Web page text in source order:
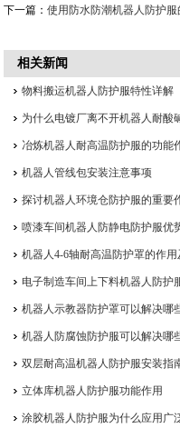
下一篇：使用防水防潮机器人防护服
相关新闻
物料搬运机器人防护服特性详解
为什么电镀厂离不开机器人耐酸
冶炼机器人耐高温防护服的功能
机器人管线包安装注意事项
探讨机器人环境仓防护服的重要
喷漆车间机器人防静电防护服优
机器人4-6轴耐高温防护罩的作用
电子制造车间上下料机器人防护
机器人示教器防护罩可以解决哪
机器人防腐蚀防护服可以解决哪
双层耐高温机器人防护服安装指
立体库机器人防护服功能作用
涂胶机器人防护服为什么应用广